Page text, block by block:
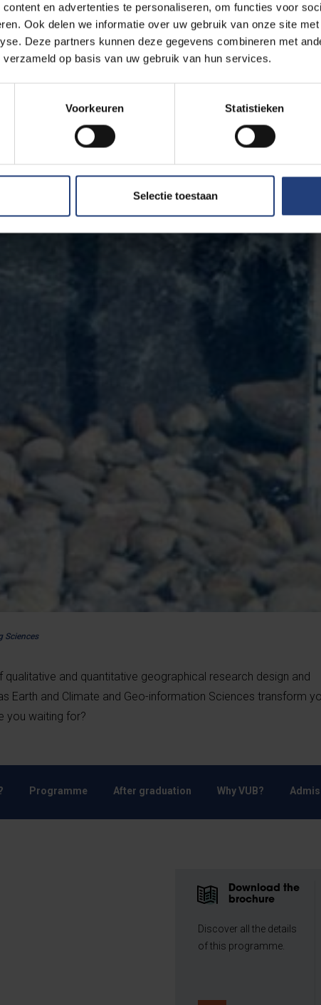
en advertenties te personaliseren, om functies voor
Ook delen we informatie over uw gebruik van onze site
Deze partners kunnen deze gegevens combineren met
op basis van uw gebruik van hun services.
Voorkeuren Statistieken
Selectie toestaan
Sciences
qualitative and quantitative geographical research design and
Earth and Climate and Geo-information Sciences transform
you waiting for?
Programme After graduation Why VUB?
Download the
brochure
Discover all the details
of this programme.